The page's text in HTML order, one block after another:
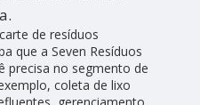
de resíduos
que a Seven Resíduos
precisa no segmento de
coleta de lixo